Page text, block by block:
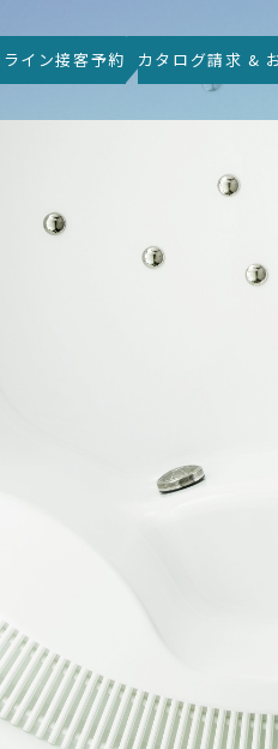
イン接客予約 カタログ請求 &